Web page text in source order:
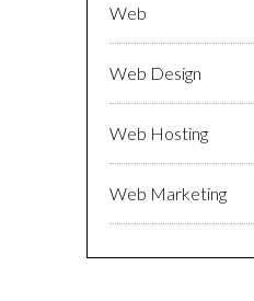
Web
Web Design
Web Hosting
Web Marketing